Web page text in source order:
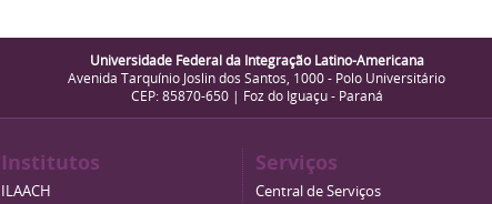
Universidade Federal da Integração Latino-Americana
Avenida Tarquínio Joslin dos Santos, 1000 - Polo Universitário
CEP: 85870-650 | Foz do Iguaçu - Paraná
Institutos
ILAACH
Serviços
Central de Serviços